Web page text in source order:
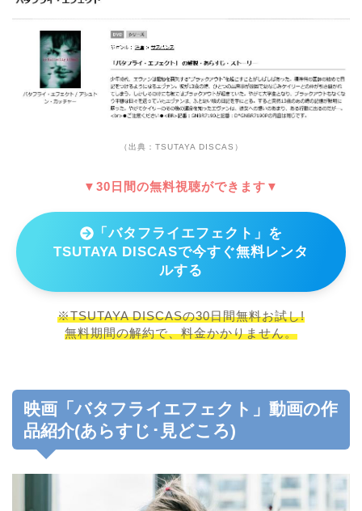
（出典：TSUTAYA DISCAS）
▼30日間の無料視聴ができます▼
「バタフライエフェクト」を
TSUTAYA DISCASで今すぐ無料レンタ
ルする
※TSUTAYA DISCASの30日間無料お試し!
無料期間の解約で、料金かかりません。
映画「バタフライエフェクト」動画の作
品紹介(あらすじ･見どころ)